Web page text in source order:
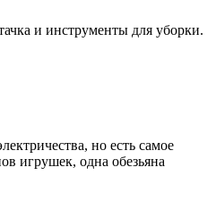
и инструменты для уборки.
но есть самое
игрушек, одна обезьяна